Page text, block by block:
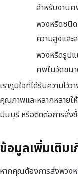
สำหรับงาน
พวงหรีดชนิ
ความสูงและ
พวงหรีดรูป
ศพในวัดขน
เราภูมิใจที่ได้รับความไว้
คุณภาพและหลากหลายใ
มีนบุรี หรือติดต่อการสั่ง
ข้อมูลเพิ่มเติม
หากคุณต้องการส่งพวง